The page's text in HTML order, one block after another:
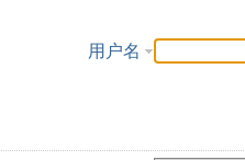
用户名